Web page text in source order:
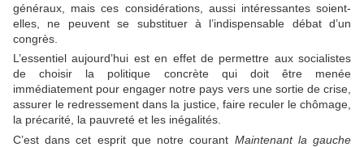
généraux, mais ces considérations, aussi intéressantes soient-
elles, ne peuvent se substituer à l’indispensable débat d’un
congrès.
L’essentiel aujourd’hui est en effet de permettre aux socialistes
de choisir la politique concrète qui doit être menée
immédiatement pour engager notre pays vers une sortie de crise,
assurer le redressement dans la justice, faire reculer le chômage,
la précarité, la pauvreté et les inégalités.
C’est dans cet esprit que notre courant Maintenant la gauche